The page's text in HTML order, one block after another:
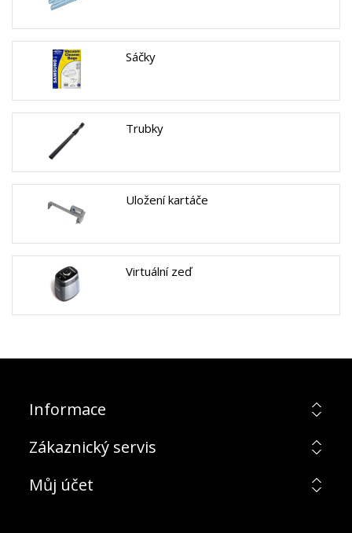
Sáčky
Trubky
Uložení kartáče
Virtuální zeď
Informace
Zákaznický servis
Můj účet